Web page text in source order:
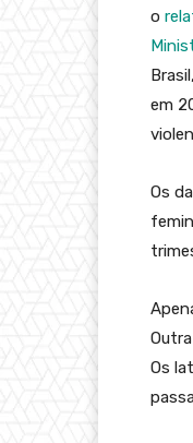
o
em
Os
Os